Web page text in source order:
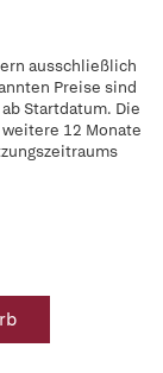
ausschließlich
Preise sind
Startdatum. Die
12 Monate